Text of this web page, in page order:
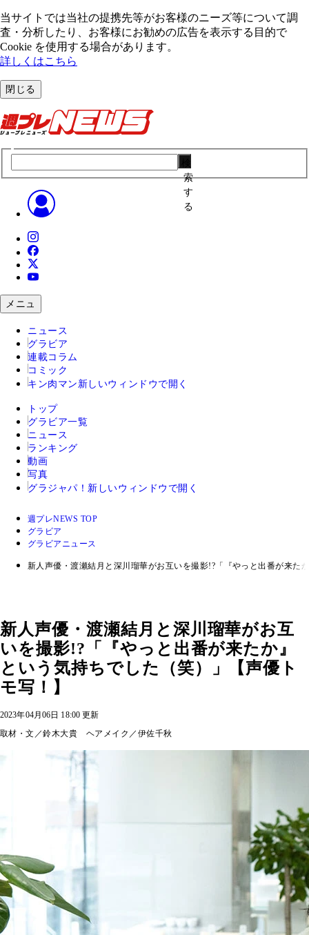
当サイトでは当社の提携先等がお客様のニーズ等について調
査・分析したり、お客様にお勧めの広告を表⽰する⽬的で
Cookie を使⽤する場合があります。
詳しくはこちら
閉じる
索
す
る
メニュ
ニュース
グラビア
連載コラム
コミック
キン肉マン 新しいウィンドウで開く
トップ
グラビア一覧
ニュース
ランキング
動画
写真
グラジャパ！ 新しいウィンドウで開く
週プレNEWS TOP
グラビア
グラビアニュース
新人声優・渡瀬結月と深川瑠華がお互いを撮影!?「『やっと出番が来た
新人声優・渡瀬結月と深川瑠華がお互
いを撮影!?「『やっと出番が来たか』
という気持ちでした（笑）」【声優ト
モ写！】
2023年04月06日 18:00 更新
取材・文／鈴木大貴 ヘアメイク／伊佐千秋